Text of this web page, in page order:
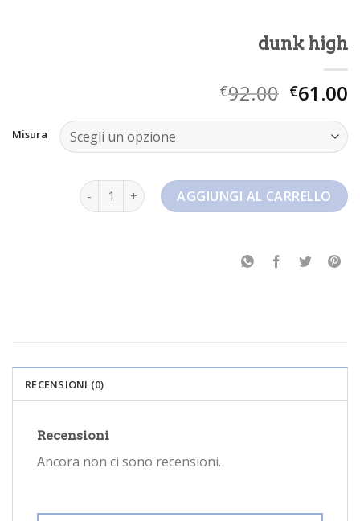
dunk high
€92.00 €61.00
Misura
dunk high quantitàAGGIUNGI AL CARRELLO
RECENSIONI (0)
Recensioni
Ancora non ci sono recensioni.